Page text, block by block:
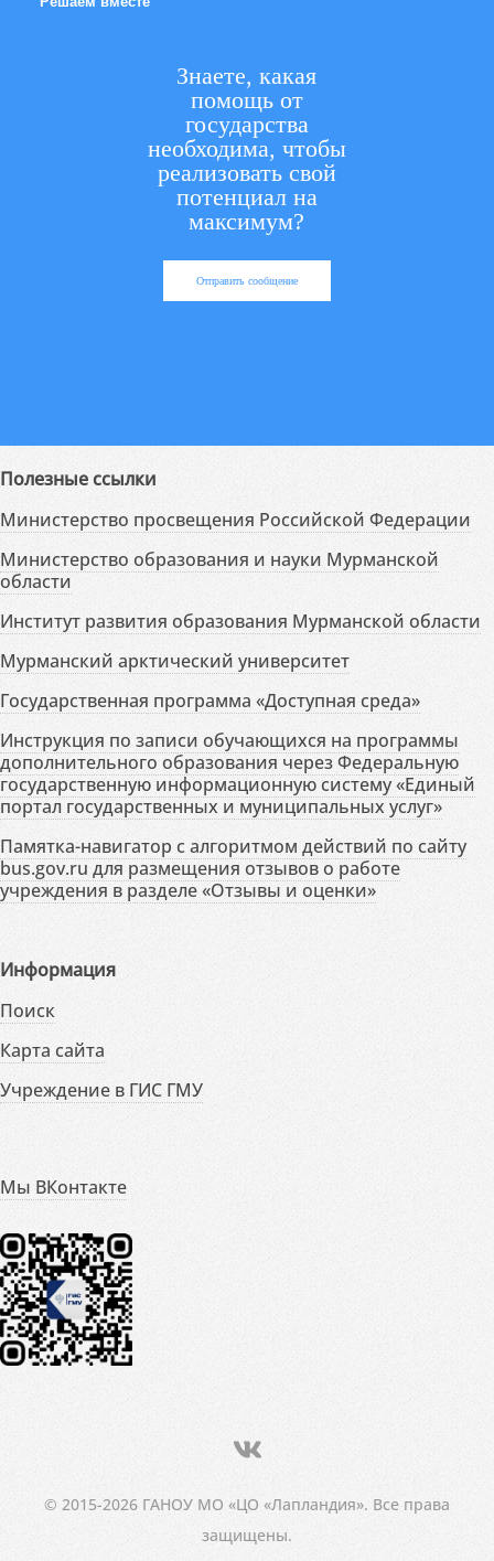
Знаете, какая
помощь от
государства
необходима, чтобы
реализовать свой
потенциал на
максимум?
Отправить сообщение
Полезные ссылки
Министерство просвещения Российской Федерации
Министерство образования и науки Мурманской
области
Институт развития образования Мурманской области
Мурманский арктический университет
Государственная программа «Доступная среда»
Инструкция по записи обучающихся на программы
дополнительного образования через Федеральную
государственную информационную систему «Единый
портал государственных и муниципальных услуг»
Памятка-навигатор с алгоритмом действий по сайту
bus.gov.ru для размещения отзывов о работе
учреждения в разделе «Отзывы и оценки»
Информация
Поиск
Карта сайта
Учреждение в ГИС ГМУ
Мы ВКонтакте
© 2015-2026 ГАНОУ МО «ЦО «Лапландия». Все права
защищены.